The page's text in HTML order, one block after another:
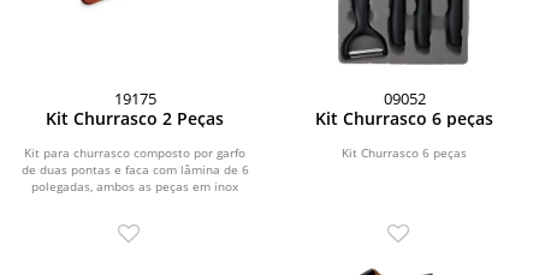
19175
Kit Churrasco 2 Peças
Kit para churrasco composto por garfo
de duas pontas e faca com lâmina de 6
polegadas, ambos as peças em inox
09052
Kit Churrasco 6 peças
Kit Churrasco 6 peças